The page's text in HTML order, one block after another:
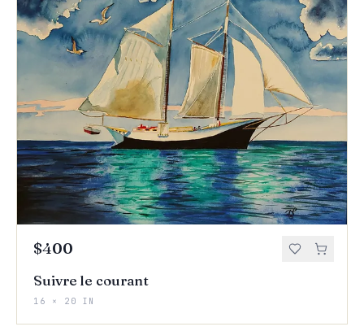
$400
Suivre le courant
16 × 20 IN